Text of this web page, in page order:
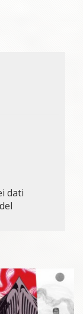
dati